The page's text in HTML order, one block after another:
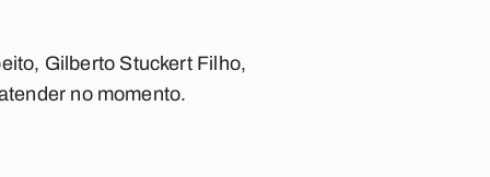
Gilberto Stuckert Filho,
no momento.